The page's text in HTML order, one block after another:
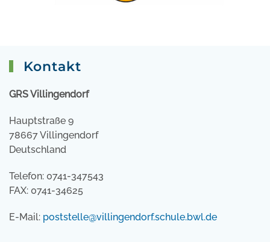
Kontakt
GRS Villingendorf
Hauptstraße 9
78667 Villingendorf
Deutschland
Telefon: 0741-347543
FAX: 0741-34625
E-Mail: poststelle@villingendorf.schule.bwl.de